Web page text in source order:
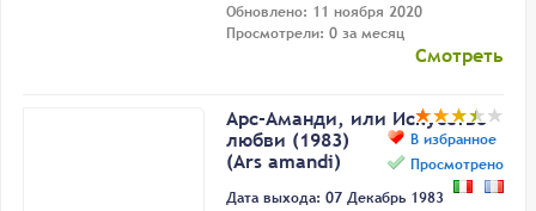
Обновлено: 11 ноября 2020
Просмотрели: 0 за месяц
Смотреть
В избранное
Просмотрено
Арс-Аманди, или Искусство
любви (1983)
(Ars amandi)
Дата выхода: 07 Декабрь 1983